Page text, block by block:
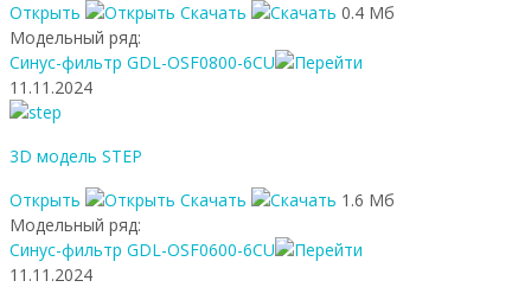
Открыть
Скачать
0.4 Мб
Модельный ряд:
Синус-фильтр GDL-OSF0800-6CU
11.11.2024
3D модель STEP
Открыть
Скачать
1.6 Мб
Модельный ряд:
Синус-фильтр GDL-OSF0600-6CU
11.11.2024